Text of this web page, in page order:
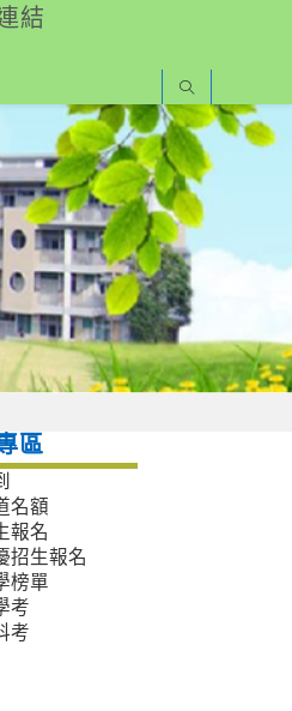
結
區
名額
報名
招生報名
榜單
考
考